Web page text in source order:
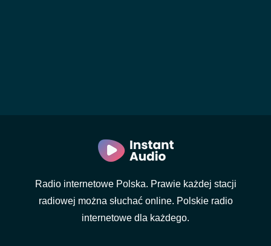
Radio internetowe Polska. Prawie każdej stacji
radiowej można słuchać online. Polskie radio
internetowe dla każdego.